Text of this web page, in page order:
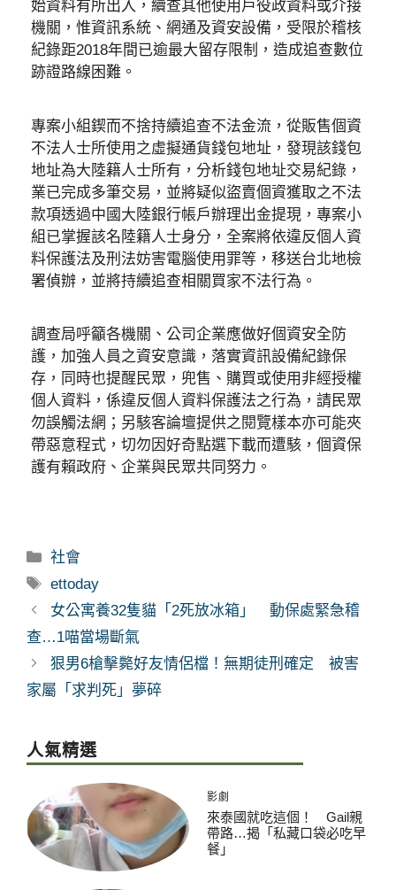
始資料有所出入，續查其他使用戶役政資料或介接
機關，惟資訊系統、網通及資安設備，受限於稽核
紀錄距2018年間已逾最大留存限制，造成追查數位
跡證路線困難。
專案小組鍥而不捨持續追查不法金流，從販售個資
不法人士所使用之虛擬通貨錢包地址，發現該錢包
地址為大陸籍人士所有，分析錢包地址交易紀錄，
業已完成多筆交易，並將疑似盜賣個資獲取之不法
款項透過中國大陸銀行帳戶辦理出金提現，專案小
組已掌握該名陸籍人士身分，全案將依違反個人資
料保護法及刑法妨害電腦使用罪等，移送台北地檢
署偵辦，並將持續追查相關買家不法行為。
調查局呼籲各機關、公司企業應做好個資安全防
護，加強人員之資安意識，落實資訊設備紀錄保
存，同時也提醒民眾，兜售、購買或使用非經授權
個人資料，係違反個人資料保護法之行為，請民眾
勿誤觸法網；另駭客論壇提供之閱覽樣本亦可能夾
帶惡意程式，切勿因好奇點選下載而遭駭，個資保
護有賴政府、企業與民眾共同努力。
分
類
社會
標
籤
ettoday
女公寓養32隻貓「2死放冰箱」 動保處緊急稽
查…1喵當場斷氣
狠男6槍擊斃好友情侶檔！無期徒刑確定 被害
家屬「求判死」夢碎
人氣精選
影劇
來泰國就吃這個！ Gail親
帶路…揭「私藏口袋必吃早
餐」